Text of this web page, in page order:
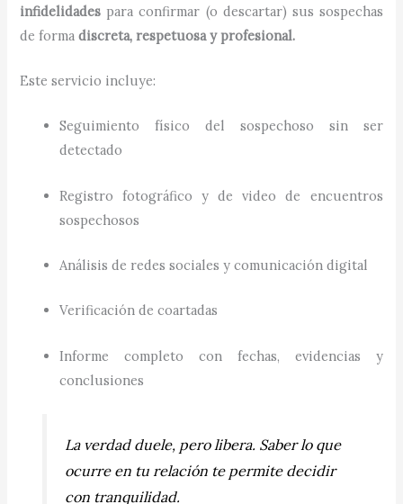
infidelidades para confirmar (o descartar) sus sospechas
de formadiscreta, respetuosa y profesional.
Este servicio incluye:
Seguimiento físico del sospechoso sin ser
detectado
Registro fotográfico y de video de encuentros
sospechosos
Análisis de redes sociales y comunicación digital
Verificación de coartadas
Informe completo con fechas, evidencias y
conclusiones
La verdad duele, pero libera. Saber lo que
ocurre en tu relación te permite decidir
con tranquilidad.